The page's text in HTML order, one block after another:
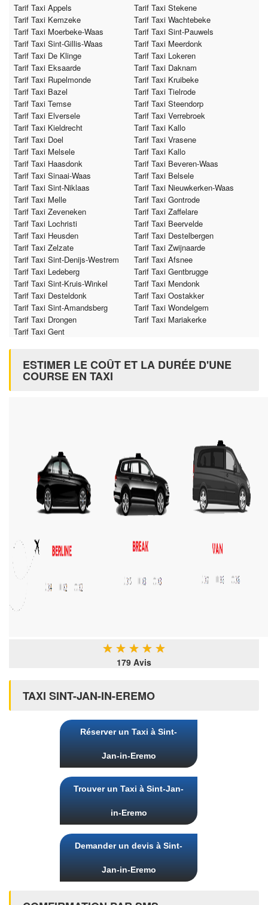
Tarif Taxi Appels
Tarif Taxi Stekene
Tarif Taxi Kemzeke
Tarif Taxi Wachtebeke
Tarif Taxi Moerbeke-Waas
Tarif Taxi Sint-Pauwels
Tarif Taxi Sint-Gillis-Waas
Tarif Taxi Meerdonk
Tarif Taxi De Klinge
Tarif Taxi Lokeren
Tarif Taxi Eksaarde
Tarif Taxi Daknam
Tarif Taxi Rupelmonde
Tarif Taxi Kruibeke
Tarif Taxi Bazel
Tarif Taxi Tielrode
Tarif Taxi Temse
Tarif Taxi Steendorp
Tarif Taxi Elversele
Tarif Taxi Verrebroek
Tarif Taxi Kieldrecht
Tarif Taxi Kallo
Tarif Taxi Doel
Tarif Taxi Vrasene
Tarif Taxi Melsele
Tarif Taxi Kallo
Tarif Taxi Haasdonk
Tarif Taxi Beveren-Waas
Tarif Taxi Sinaai-Waas
Tarif Taxi Belsele
Tarif Taxi Sint-Niklaas
Tarif Taxi Nieuwkerken-Waas
Tarif Taxi Melle
Tarif Taxi Gontrode
Tarif Taxi Zeveneken
Tarif Taxi Zaffelare
Tarif Taxi Lochristi
Tarif Taxi Beervelde
Tarif Taxi Heusden
Tarif Taxi Destelbergen
Tarif Taxi Zelzate
Tarif Taxi Zwijnaarde
Tarif Taxi Sint-Denijs-Westrem
Tarif Taxi Afsnee
Tarif Taxi Ledeberg
Tarif Taxi Gentbrugge
Tarif Taxi Sint-Kruis-Winkel
Tarif Taxi Mendonk
Tarif Taxi Desteldonk
Tarif Taxi Oostakker
Tarif Taxi Sint-Amandsberg
Tarif Taxi Wondelgem
Tarif Taxi Drongen
Tarif Taxi Mariakerke
Tarif Taxi Gent
ESTIMER LE COÛT ET LA DURÉE D'UNE
COURSE EN TAXI
★ ★ ★ ★ ★
179 Avis
TAXI SINT-JAN-IN-EREMO
Réserver un Taxi à Sint-
Jan-in-Eremo
Trouver un Taxi à Sint-Jan-
in-Eremo
Demander un devis à Sint-
Jan-in-Eremo